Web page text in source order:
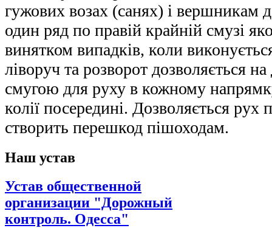
гужових возах (санях) і вершникам
один ряд по правій крайній смузі
винятком випадків, коли
ліворуч та розворот дозволяється
смугою для руху в кожному
колії посередині. Дозволяється
створить перешкод пішоходам.
Наш устав
Устав общественной
организации "Дорожный
контроль. Одесса"